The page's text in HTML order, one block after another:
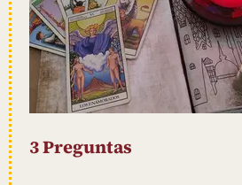
3 Preguntas